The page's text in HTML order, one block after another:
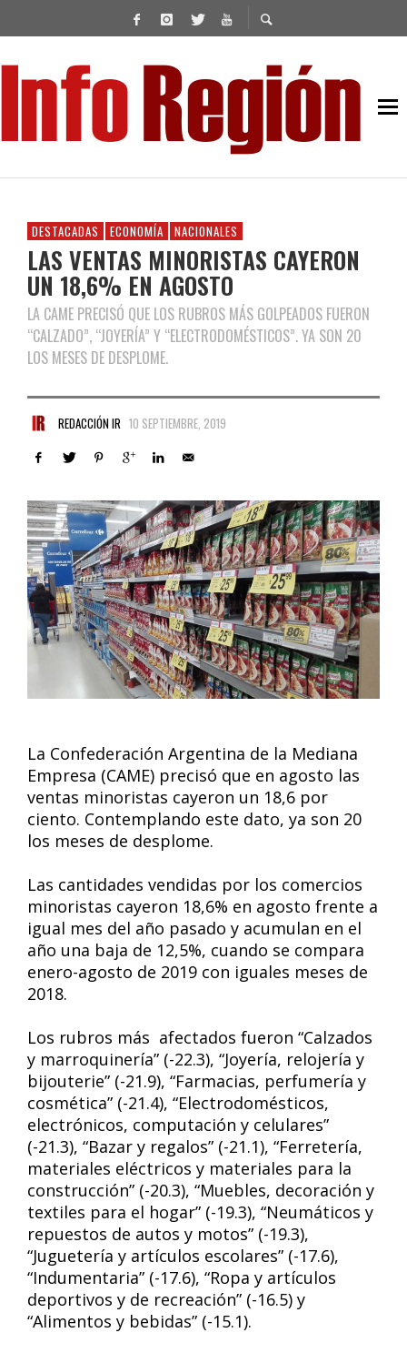
DESTACADAS ECONOMÍA NACIONALES
LAS VENTAS MINORISTAS CAYERON
UN 18,6% EN AGOSTO
LA CAME PRECISÓ QUE LOS RUBROS MÁS GOLPEADOS FUERON
“CALZADO”, “JOYERÍA” Y “ELECTRODOMÉSTICOS”. YA SON 20
LOS MESES DE DESPLOME.
REDACCIÓN IR 10 SEPTIEMBRE, 2019
La Confederación Argentina de la Mediana
Empresa (CAME) precisó que en agosto las
ventas minoristas cayeron un 18,6 por
ciento. Contemplando este dato, ya son 20
los meses de desplome.
Las cantidades vendidas por los comercios
minoristas cayeron 18,6% en agosto frente a
igual mes del año pasado y acumulan en el
año una baja de 12,5%, cuando se compara
enero-agosto de 2019 con iguales meses de
2018.
Los rubros más afectados fueron “Calzados
y marroquinería” (-22.3), “Joyería, relojería y
bijouterie” (-21.9), “Farmacias, perfumería y
cosmética” (-21.4), “Electrodomésticos,
electrónicos, computación y celulares”
(-21.3), “Bazar y regalos” (-21.1), “Ferretería,
materiales eléctricos y materiales para la
construcción” (-20.3), “Muebles, decoración y
textiles para el hogar” (-19.3), “Neumáticos y
repuestos de autos y motos” (-19.3),
“Juguetería y artículos escolares” (-17.6),
“Indumentaria” (-17.6), “Ropa y artículos
deportivos y de recreación” (-16.5) y
“Alimentos y bebidas” (-15.1).